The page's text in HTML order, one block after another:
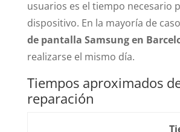
usuarios es el tiempo necesario
dispositivo. En la mayoría de
de pantalla Samsung en
realizarse el mismo día.
Tiempos aproximados
reparación